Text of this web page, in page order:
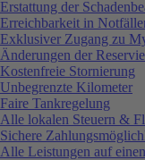
Erstattung der
Erreichbarkeit in
Exklusiver Zugang zu
Änderungen der
Kostenfreie Stornierung
Unbegrenzte Kilometer
Faire Tankregelung
Alle lokalen Steuern &
Sichere
Alle Leistungen auf